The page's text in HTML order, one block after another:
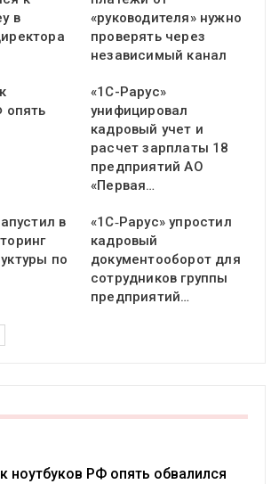
в
«руководителя» нужно
проверять через
независимый канал
опять
«1С-Рарус»
унифицировал
кадровый учет и
расчет зарплаты 18
предприятий АО
«Первая…
в
по
«1С‑Рарус» упростил
кадровый
документооборот для
сотрудников группы
предприятий…
ноутбуков РФ опять обвалился